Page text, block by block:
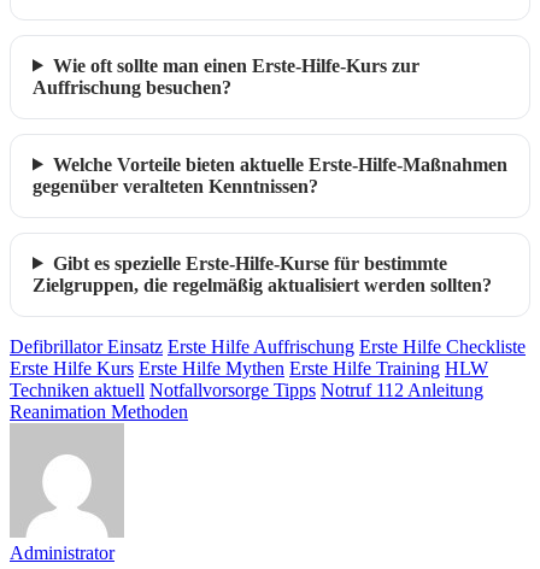
Wie oft sollte man einen Erste-Hilfe-Kurs zur
Auffrischung besuchen?
Welche Vorteile bieten aktuelle Erste-Hilfe-Maßnahmen
gegenüber veralteten Kenntnissen?
Gibt es spezielle Erste-Hilfe-Kurse für bestimmte
Zielgruppen, die regelmäßig aktualisiert werden sollten?
Defibrillator Einsatz Erste Hilfe Auffrischung Erste Hilfe Checkliste
Erste Hilfe Kurs Erste Hilfe Mythen Erste Hilfe Training HLW
Techniken aktuell Notfallvorsorge Tipps Notruf 112 Anleitung
Reanimation Methoden
Administrator